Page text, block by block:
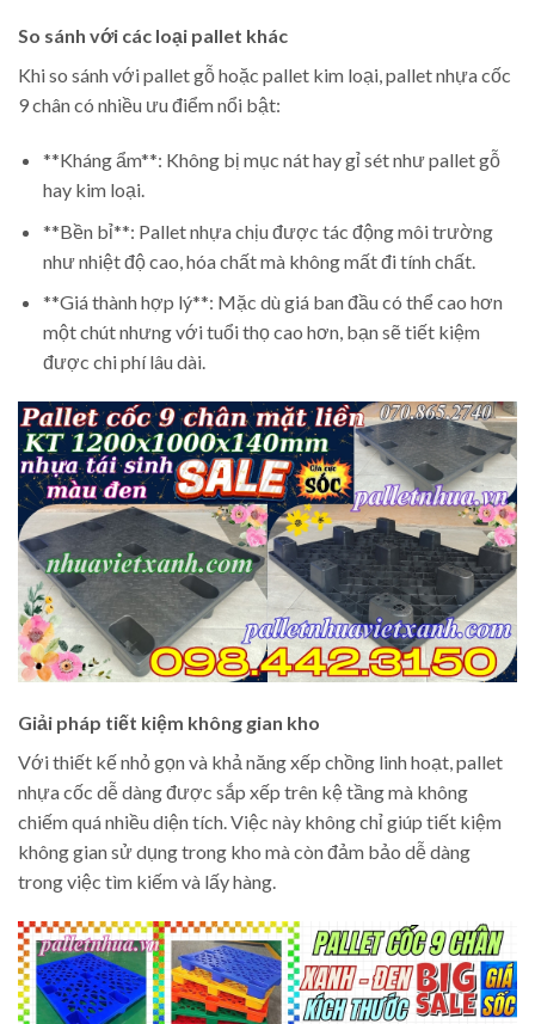
So sánh với các loại pallet khác
Khi so sánh với pallet gỗ hoặc pallet kim loại, pallet nhựa cốc
9 chân có nhiều ưu điểm nổi bật:
**Kháng ẩm**: Không bị mục nát hay gỉ sét như pallet gỗ
hay kim loại.
**Bền bỉ**: Pallet nhựa chịu được tác động môi trường
như nhiệt độ cao, hóa chất mà không mất đi tính chất.
**Giá thành hợp lý**: Mặc dù giá ban đầu có thể cao hơn
một chút nhưng với tuổi thọ cao hơn, bạn sẽ tiết kiệm
được chi phí lâu dài.
Giải pháp tiết kiệm không gian kho
Với thiết kế nhỏ gọn và khả năng xếp chồng linh hoạt, pallet
nhựa cốc dễ dàng được sắp xếp trên kệ tầng mà không
chiếm quá nhiều diện tích. Việc này không chỉ giúp tiết kiệm
không gian sử dụng trong kho mà còn đảm bảo dễ dàng
trong việc tìm kiếm và lấy hàng.